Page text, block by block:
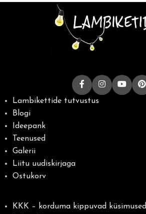
Lambikettide tutvustus
Blogi
Ideepank
Teenused
Galerii
Liitu uudiskirjaga
Ostukorv
KKK – korduma kippuvad küsimused